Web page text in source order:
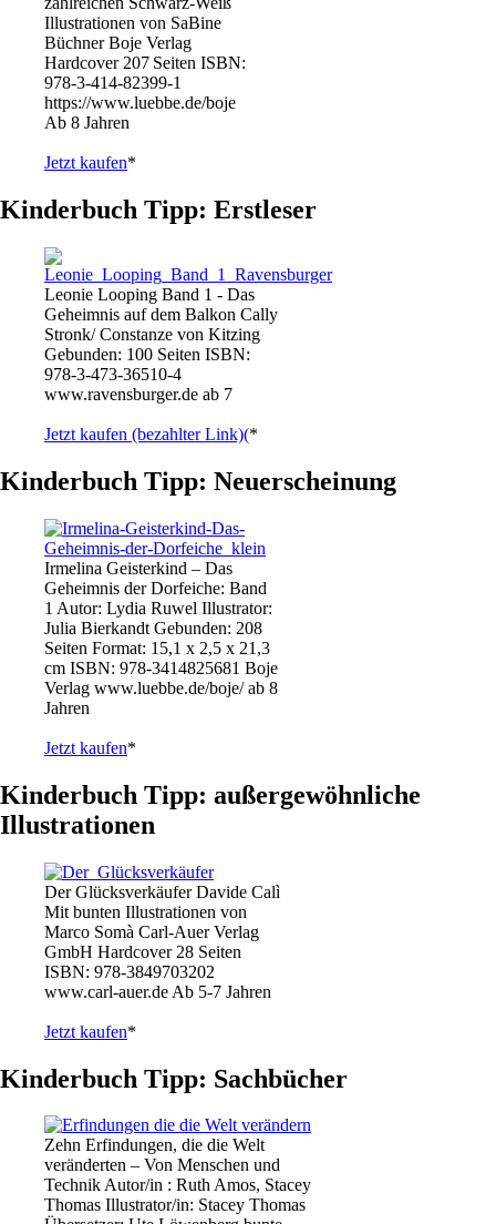
Illustrationen von SaBine
Büchner Boje Verlag
Hardcover 207 Seiten ISBN:
978-3-414-82399-1
https://www.luebbe.de/boje
Ab 8 Jahren
Jetzt kaufen*
Kinderbuch Tipp: Erstleser
Leonie Looping Band 1 - Das
Geheimnis auf dem Balkon Cally
Stronk/ Constanze von Kitzing
Gebunden: 100 Seiten ISBN:
978-3-473-36510-4
www.ravensburger.de ab 7
Jetzt kaufen (bezahlter Link)(*
Kinderbuch Tipp: Neuerscheinung
Irmelina Geisterkind – Das
Geheimnis der Dorfeiche: Band
1 Autor: Lydia Ruwel Illustrator:
Julia Bierkandt Gebunden: 208
Seiten Format: 15,1 x 2,5 x 21,3
cm ISBN: 978-3414825681 Boje
Verlag www.luebbe.de/boje/ ab 8
Jahren
Jetzt kaufen*
Kinderbuch Tipp: außergewöhnliche
Illustrationen
Der Glücksverkäufer Davide Calì
Mit bunten Illustrationen von
Marco Somà Carl-Auer Verlag
GmbH Hardcover 28 Seiten
ISBN: 978-3849703202
www.carl-auer.de Ab 5-7 Jahren
Jetzt kaufen*
Kinderbuch Tipp: Sachbücher
Zehn Erfindungen, die die Welt
veränderten – Von Menschen und
Technik Autor/in : Ruth Amos, Stacey
Thomas Illustrator/in: Stacey Thomas